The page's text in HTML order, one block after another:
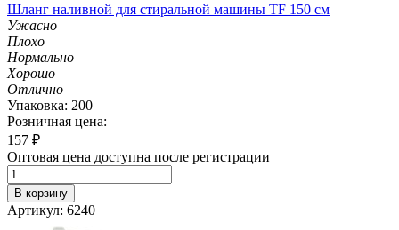
Шланг наливной для стиральной машины TF 150 см
Ужасно
Плохо
Нормально
Хорошо
Отлично
Упаковка: 200
Розничная цена:
157 ₽
Оптовая цена доступна после регистрации
В корзину
Артикул: 6240